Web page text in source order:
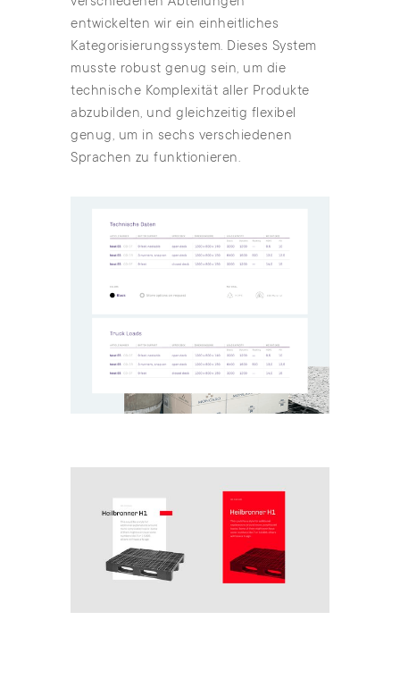
entwickelten wir ein einheitliches
Kategorisierungssystem. Dieses System
musste robust genug sein, um die
technische Komplexität aller Produkte
abzubilden, und gleichzeitig flexibel
genug, um in sechs verschiedenen
Sprachen zu funktionieren.